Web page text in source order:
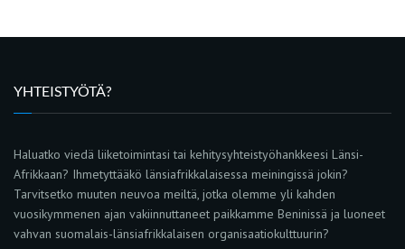
YHTEISTYÖTÄ?
Haluatko viedä liiketoimintasi tai kehitysyhteistyöhankkeesi Länsi-
Afrikkaan? Ihmetyttääkö länsiafrikkalaisessa meiningissä jokin?
Tarvitsetko muuten neuvoa meiltä, jotka olemme yli kahden
vuosikymmenen ajan vakiinnuttaneet paikkamme Beninissä ja luoneet
vahvan suomalais-länsiafrikkalaisen organisaatiokulttuurin?